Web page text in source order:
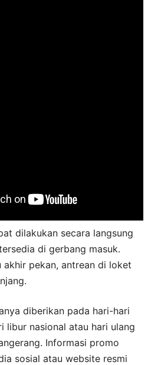
dilakukan secara langsung
di gerbang masuk.
akhir pekan, antrean di loket
diberikan pada hari-hari
libur nasional atau hari ulang
Informasi promo
sosial atau website resmi